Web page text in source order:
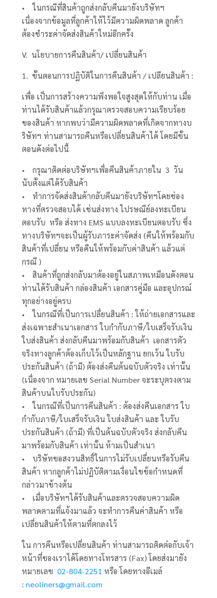
• ในกรณีที่สินค้าถูกส่งกลับคืนมายังบริษัทฯ
เนื่องจากข้อมูลที่ลูกค้าให้ไว้มีความผิดพลาด ลูกค้า
ต้องชำระค่าจัดส่งสินค้าใหม่อีกครั้ง
V. นโยบายการคืนสินค้า/ เปลี่ยนสินค้า
1. ขั้นตอนการปฏิบัติในการคืนสินค้า / เปลียนสินค้า :
เพื่อ เป็นการสร้างความพึงพอใจสูงสุดให้กับท่าน เมื่อ
ท่านได้รับสินค้าแล้วกรุณาตรวจสอบความเรียบร้อย
ของสินค้า หากพบว่ามีความผิดพลาดที่เกิดจากทางบ
ริษัทฯ ท่านสามารถคืนหรือเปลี่ยนสินค้าได้ โดยมีขั้น
ตอนดังต่อไปนี้
• กรุณาติดต่อบริษัทฯเพื่อคืนสินค้าภายใน 3 วัน
นับตั้งแต่ได้รับสินค้า
• ทำการจัดส่งสินค้ากลับคืนมายังบริษัทฯโดยช่อง
ทางที่ตรวจสอบได้ เช่นส่งทาง ไปรษณีย์ลงทะเบียน
ตอบรับ หรือ ส่งทาง EMS แบบลงทะเบียนตอบรับ ซึ่ง
ทางบริษัทฯจะเป็นผู้รับภาระค่าจัดส่ง (คืนให้พร้อมกับ
สินค้าที่เปลี่ยน หรือคืนให้พร้อมกับค่าสินค้า แล้วแต่
กรณี )
• สินค้าที่ถูกส่งกลับมาต้องอยู่ในสภาพเหมือนดังตอน
ท่านได้รับสินค้า กล่องสินค้า เอกสารคู่มือ และอุปกรณ์
ทุกอย่างอยู่ครบ
• ในกรณีที่เป็นการเปลื่ยนสินค้า : ให้ถ่ายเอกสารและ
ส่งเฉพาะสำเนาเอกสาร ใบกำกับภาษี/ใบเสร็จรับเงิน
ใบส่งสินค้า ส่งกลับคืนมาพร้อมกับสินค้า เอกสารตัว
จริงทางลูกค้าต้องเก็บไว้เป็นหลักฐาน ยกเว้น ใบรับ
ประกันสินค้า (ถ้ามี) ต้องส่งคืนต้นฉบับตัวจริง เท่านั้น
(เนื่องจาก หมายเลข Serial Number จะระบุตรงตาม
สินค้าบนใบรับประกัน)
• ในกรณีที่เป็นการคืนสินค้า : ต้องส่งคืนเอกสาร ใบ
กำกับภาษี/ใบเสร็จรับเงิน ใบส่งสินค้า และ ใบรับ
ประกันสินค้า (ถ้ามี) ที่เป็นต้นฉบับตัวจริง ส่งกลับคืน
มาพร้อมกับสินค้า เท่านั้น ห้ามเป็นสำเนา
• บริษัทขอสงวนสิทธิ์ในการไม่รับเปลี่ยนหรือรับคืน
สินค้า หากลูกค้าไม่ปฏิบัติตามเงื่อนไขข้อกำหนดที่
กล่าวมาข้างต้น
• เมื่อบริษัทฯได้รับสินค้าและตรวจสอบความผิด
พลาดตามที่แจ้งมาแล้ว จะทำการคืนค่าสินค้า หรือ
เปลี่ยนสินค้าให้ตามที่ตกลงไว้
ใน การคืนหรือเปลี่ยนสินค้า ท่านสามารถติดต่อกับเจ้า
หน้าที่ของเราได้โดยทางโทรสาร (Fax) โดยส่งมายัง
หมายเลข 02-804-2251 หรือ โดยทางอีเมล์
: neoliners@gmail.com